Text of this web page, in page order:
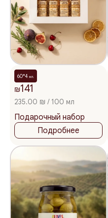
60*4 мл.
₪141
235.00 ₪ / 100 мл
Подарочный набор
Подробнее